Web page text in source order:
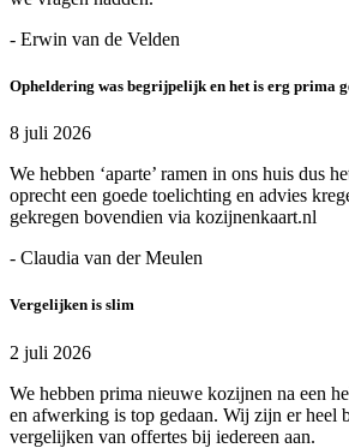
- Erwin van de Velden
Opheldering was begrijpelijk en het is erg prima
8 juli 2026
We hebben ‘aparte’ ramen in ons huis dus
oprecht een goede toelichting en advies
gekregen bovendien via kozijnenkaart.nl
- Claudia van der Meulen
Vergelijken is slim
2 juli 2026
We hebben prima nieuwe kozijnen na een
en afwerking is top gedaan. Wij zijn er heel
vergelijken van offertes bij iedereen aan.